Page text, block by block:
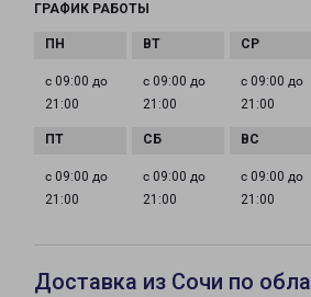
ГРАФИК РАБОТЫ
с 09:00 до
21:00
с 09:00 до
21:00
с 09:00 до
21:00
с 09:00 до
21:00
с 09:00 до
21:00
с 09:00 до
21:00
Доставка из Сочи по